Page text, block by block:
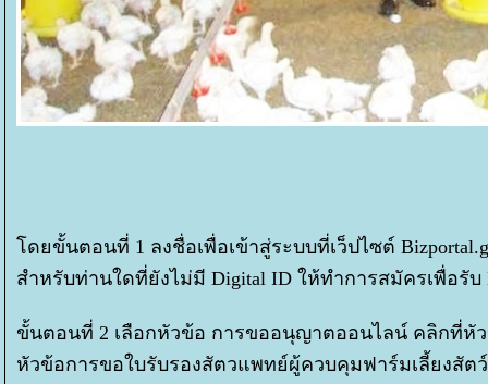
ดยขั้นตอนที่ 1 ลงชื่อเพื่อเข้าสู่ระบบที่เว็ปไซต์
สำหรับท่านใดที่ยังไม่มี Digital ID ให้ทำการสมัครเพื่อรั
ขั้นตอนที่ 2 เลือกหัวข้อ การขออนุญาตออนไลน์ คลิกที่หั
หัวข้อการขอใบรับรองสัตวแพทย์ผู้ควบคุมฟาร์มเลี้ยงสั